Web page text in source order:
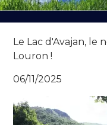
Le Lac d'Avajan, le
Louron !
06/11/2025